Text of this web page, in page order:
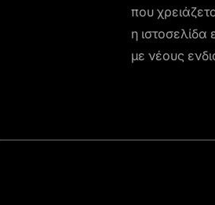
που
η ιστοσελίδα
με νέους